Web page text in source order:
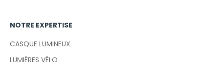
NOTRE EXPERTISE
CASQUE LUMINEUX
LUMIÈRES VÉLO